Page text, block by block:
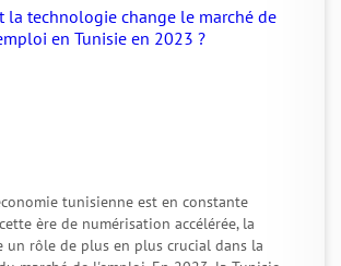
tunisienne est en constante
ère de numérisation accélérée, la
rôle de plus en plus crucial dans la